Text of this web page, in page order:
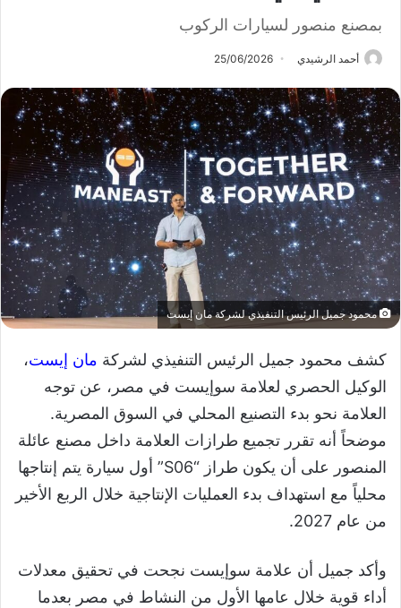
بمصنع منصور لسيارات الركوب
أحمد الرشيدي 25/06/2026
محمود جميل الرئيس التنفيذي لشركة مان إيست
كشف محمود جميل الرئيس التنفيذي لشركة مان إيست،
الوكيل الحصري لعلامة سوإيست في مصر، عن توجه
العلامة نحو بدء التصنيع المحلي في السوق المصرية.
موضحاً أنه تقرر تجميع طرازات العلامة داخل مصنع عائلة
المنصور على أن يكون طراز “S06” أول سيارة يتم إنتاجها
محلياً مع استهداف بدء العمليات الإنتاجية خلال الربع الأخير
من عام 2027.
​وأكد جميل أن علامة سوإيست نجحت في تحقيق معدلات
أداء قوية خلال عامها الأول من النشاط في مصر بعدما